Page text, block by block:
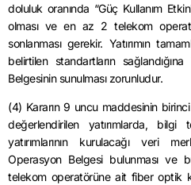
doluluk oranında “Güç Kullanım
olması ve en az 2 telekom
sonlanması gerekir. Yatırımın
belirtilen standartların
Belgesinin sunulması zorunludur.
(4) Kararın 9 uncu maddesinin birinci
değerlendirilen yatırımlarda, bilgi
yatırımlarının kurulacağı veri
Operasyon Belgesi bulunması
telekom operatörüne ait fiber optik